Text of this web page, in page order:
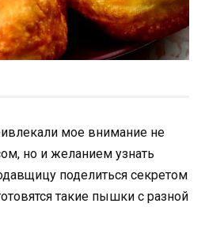
мое внимание не
но и желанием узнать
поделиться секретом
такие пышки с разной